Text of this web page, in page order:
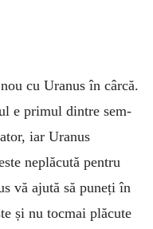
cu Uranus în cârcă.
e primul dintre sem­
iar Uranus
neplăcută pentru
vă ajută să pu­neți în
și nu tocmai plăcute